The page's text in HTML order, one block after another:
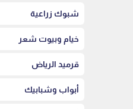
شبوك زراعية
خيام وبيوت شعر
قرميد الرياض
أبواب وشبابيك